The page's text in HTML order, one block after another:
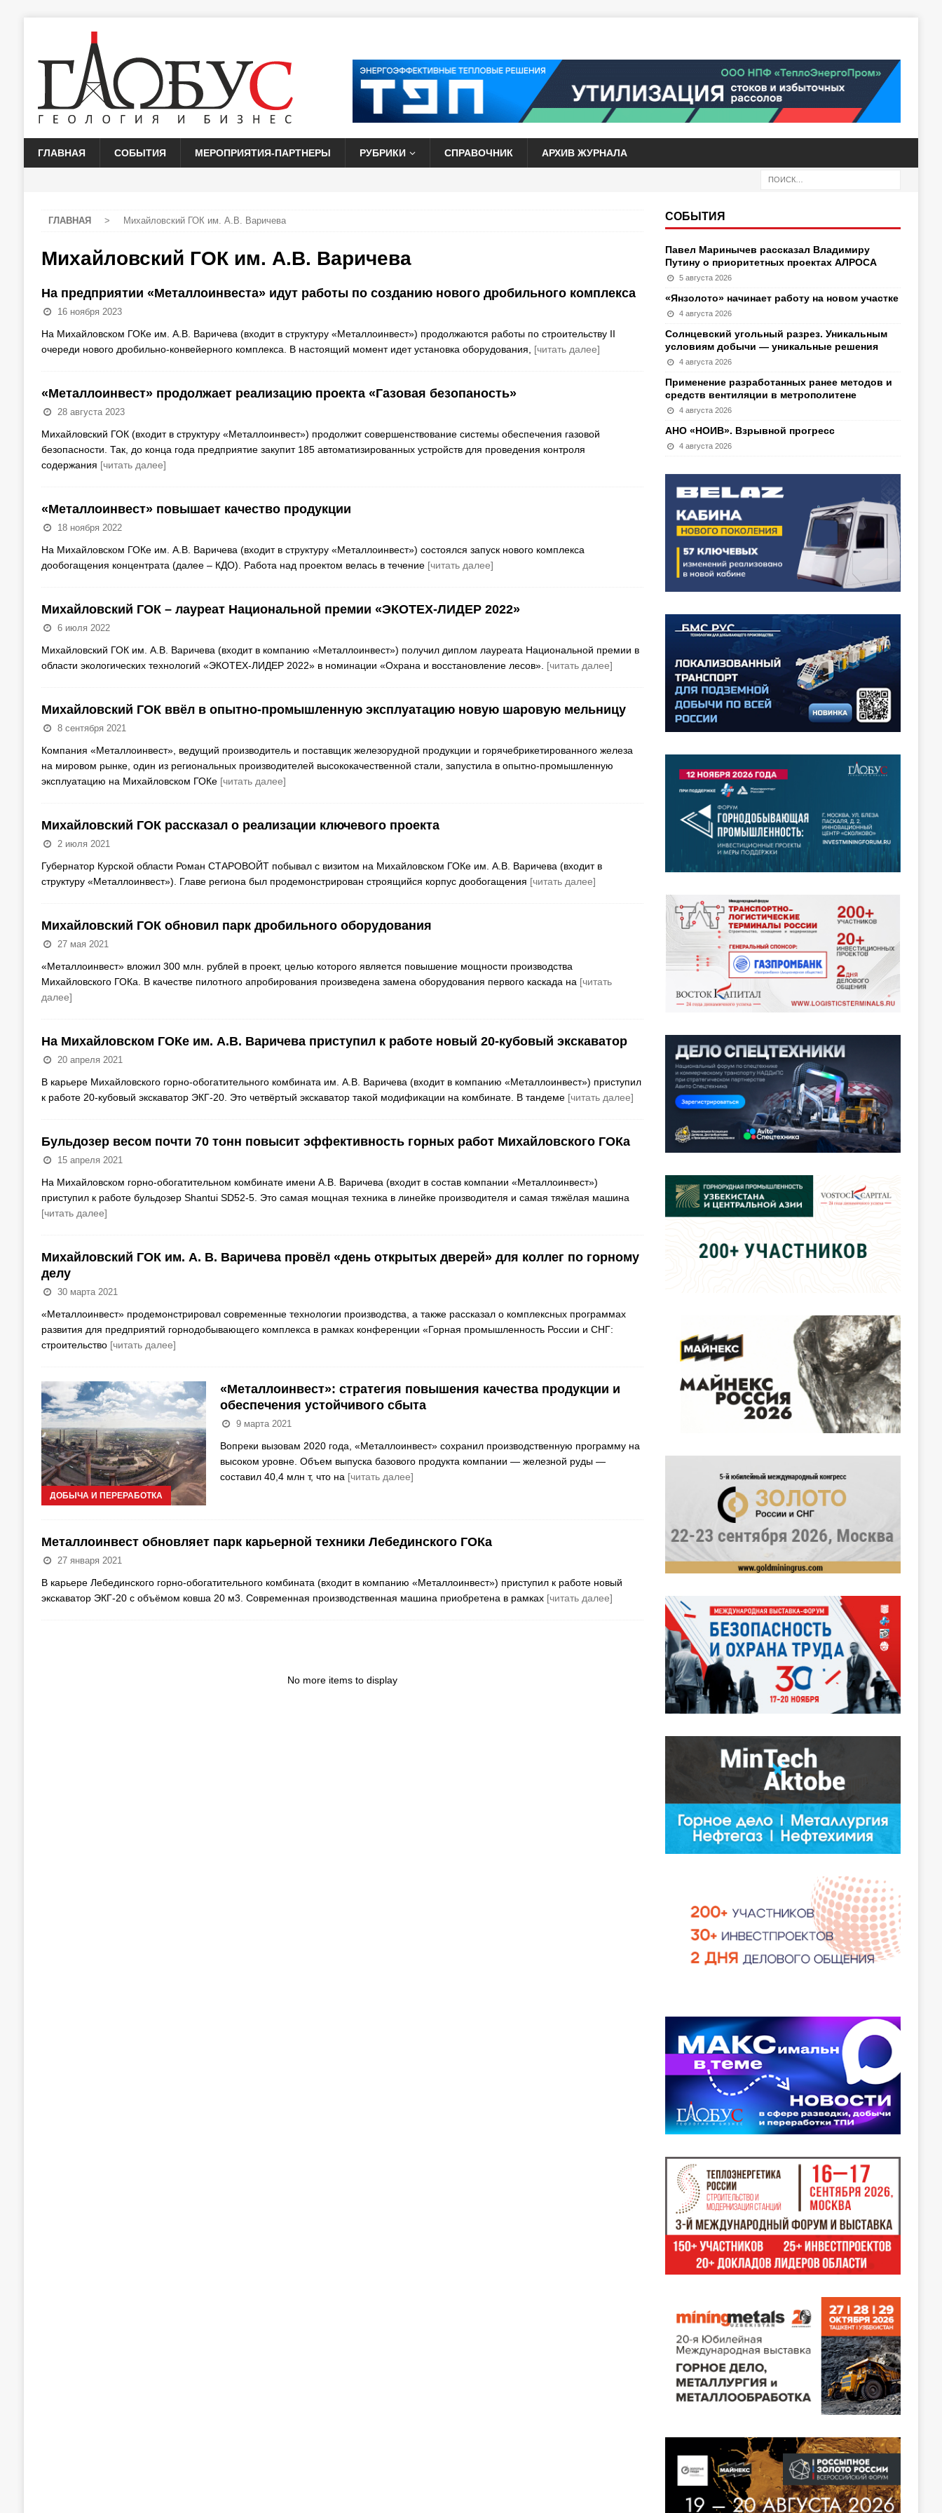
ГЛАВНАЯ СОБЫТИЯ МЕРОПРИЯТИЯ-ПАРТНЕРЫ РУБРИКИ СПРАВОЧНИК АРХИВ ЖУРНАЛА
ГЛАВНАЯ > Михайловский ГОК им. А.В. Варичева
Михайловский ГОК им. А.В. Варичева
На предприятии «Металлоинвеста» идут работы по созданию нового дробильного комплекса
16 ноября 2023
На Михайловском ГОКе им. А.В. Варичева (входит в структуру «Металлоинвест») продолжаются работы по строительству II
очереди нового дробильно-конвейерного комплекса. В настоящий момент идет установка оборудования, [читать далее]
«Металлоинвест» продолжает реализацию проекта «Газовая безопаность»
28 августа 2023
Михайловский ГОК (входит в структуру «Металлоинвест») продолжит совершенствование системы обеспечения газовой
безопасности. Так, до конца года предприятие закупит 185 автоматизированных устройств для проведения контроля
содержания [читать далее]
«Металлоинвест» повышает качество продукции
18 ноября 2022
На Михайловском ГОКе им. А.В. Варичева (входит в структуру «Металлоинвест») состоялся запуск нового комплекса
дообогащения концентрата (далее – КДО). Работа над проектом велась в течение [читать далее]
Михайловский ГОК – лауреат Национальной премии «ЭКОТЕХ-ЛИДЕР 2022»
6 июля 2022
Михайловский ГОК им. А.В. Варичева (входит в компанию «Металлоинвест») получил диплом лауреата Национальной премии в
области экологических технологий «ЭКОТЕХ-ЛИДЕР 2022» в номинации «Охрана и восстановление лесов». [читать далее]
Михайловский ГОК ввёл в опытно-промышленную эксплуатацию новую шаровую мельницу
8 сентября 2021
Компания «Металлоинвест», ведущий производитель и поставщик железорудной продукции и горячебрикетированного железа
на мировом рынке, один из региональных производителей высококачественной стали, запустила в опытно-промышленную
эксплуатацию на Михайловском ГОКе [читать далее]
Михайловский ГОК рассказал о реализации ключевого проекта
2 июля 2021
Губернатор Курской области Роман СТАРОВОЙТ побывал с визитом на Михайловском ГОКе им. А.В. Варичева (входит в
структуру «Металлоинвест»). Главе региона был продемонстрирован строящийся корпус дообогащения [читать далее]
Михайловский ГОК обновил парк дробильного оборудования
27 мая 2021
«Металлоинвест» вложил 300 млн. рублей в проект, целью которого является повышение мощности производства
Михайловского ГОКа. В качестве пилотного апробирования произведена замена оборудования первого каскада на [читать
далее]
На Михайловском ГОКе им. А.В. Варичева приступил к работе новый 20-кубовый экскаватор
20 апреля 2021
В карьере Михайловского горно-обогатительного комбината им. А.В. Варичева (входит в компанию «Металлоинвест») приступил
к работе 20-кубовый экскаватор ЭКГ-20. Это четвёртый экскаватор такой модификации на комбинате. В тандеме [читать далее]
Бульдозер весом почти 70 тонн повысит эффективность горных работ Михайловского ГОКа
15 апреля 2021
На Михайловском горно-обогатительном комбинате имени А.В. Варичева (входит в состав компании «Металлоинвест»)
приступил к работе бульдозер Shantui SD52-5. Это самая мощная техника в линейке производителя и самая тяжёлая машина
[читать далее]
Михайловский ГОК им. А. В. Варичева провёл «день открытых дверей» для коллег по горному
делу
30 марта 2021
«Металлоинвест» продемонстрировал современные технологии производства, а также рассказал о комплексных программах
развития для предприятий горнодобывающего комплекса в рамках конференции «Горная промышленность России и СНГ:
строительство [читать далее]
ДОБЫЧА И ПЕРЕРАБОТКА
«Металлоинвест»: стратегия повышения качества продукции и
обеспечения устойчивого сбыта
9 марта 2021
Вопреки вызовам 2020 года, «Металлоинвест» сохранил производственную программу на
высоком уровне. Объем выпуска базового продукта компании — железной руды —
составил 40,4 млн т, что на [читать далее]
Металлоинвест обновляет парк карьерной техники Лебединского ГОКа
27 января 2021
В карьере Лебединского горно-обогатительного комбината (входит в компанию «Металлоинвест») приступил к работе новый
экскаватор ЭКГ-20 с объёмом ковша 20 м3. Современная производственная машина приобретена в рамках [читать далее]
No more items to display
СОБЫТИЯ
Павел Маринычев рассказал Владимиру
Путину о приоритетных проектах АЛРОСА
5 августа 2026
«Янзолото» начинает работу на новом участке
4 августа 2026
Солнцевский угольный разрез. Уникальным
условиям добычи — уникальные решения
4 августа 2026
Применение разработанных ранее методов и
средств вентиляции в метрополитене
4 августа 2026
АНО «НОИВ». Взрывной прогресс
4 августа 2026